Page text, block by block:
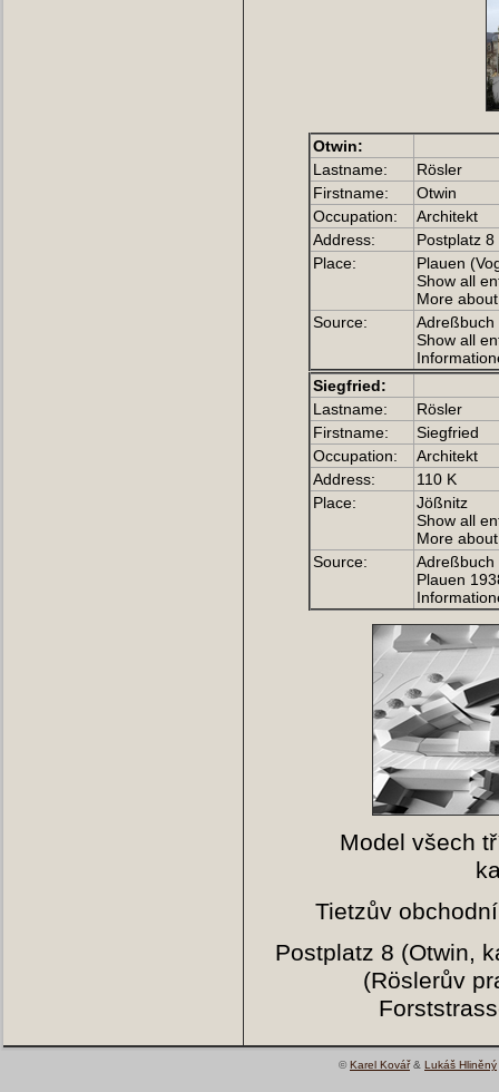
Otwin:
Lastname:
Rösler
Firstname:
Otwin
Occupation:
Architekt
Address:
Postplatz 8
Place:
Plauen
Show all
More
Source:
Adreßbuch
Show all
Siegfried:
Lastname:
Rösler
Firstname:
Siegfried
Occupation:
Architekt
Address:
110 K
Place:
Jößnitz
Show all
More
Source:
Adreßbuch
Plauen
Model všech
Tietzův
Postplatz 8 (Otwin,
(Röslerův
©Karel Kovář& Lukáš Hliněný